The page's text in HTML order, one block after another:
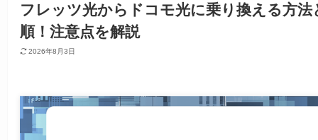
フレッツ光からドコモ光に乗り換える方法
順！注意点を解説
2026年8月3日